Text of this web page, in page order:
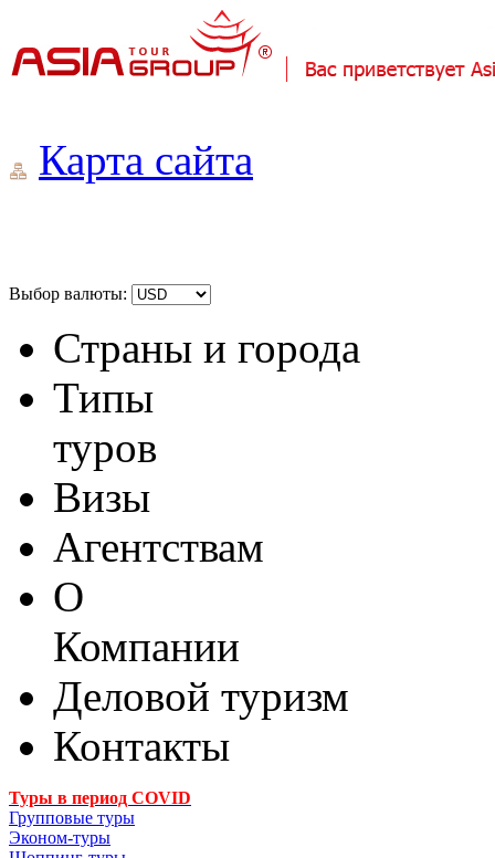
Карта сайта
Выбор валюты:
Страны и города
Типы
туров
Визы
Агентствам
О
Компании
Деловой туризм
Контакты
Туры в период COVID
Групповые туры
Эконом-туры